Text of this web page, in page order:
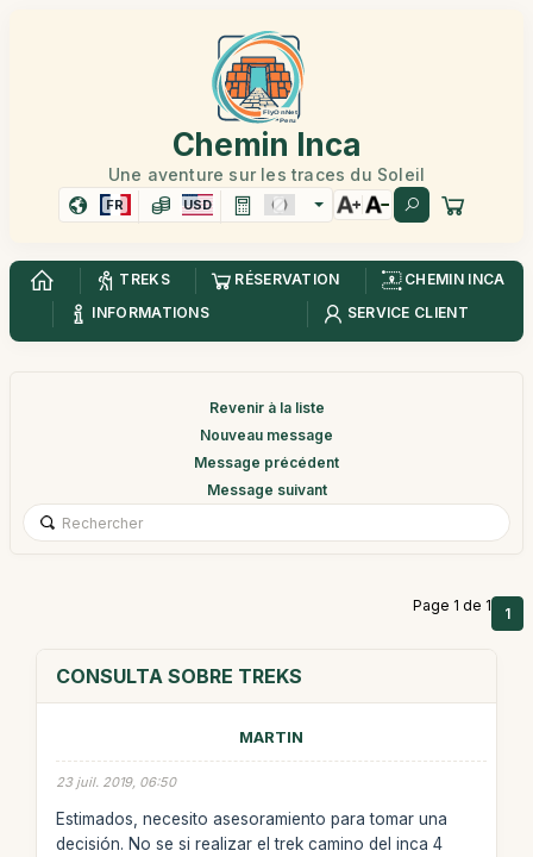
Chemin Inca
Une aventure sur les traces du Soleil
FR USD
TREKS RÉSERVATION
CHEMIN INCA
INFORMATIONS
SERVICE CLIENT
Revenir à la liste
Nouveau message
Message précédent
Message suivant
Page 1 de 1 1
CONSULTA SOBRE TREKS
MARTIN
23 juil. 2019, 06:50
Estimados, necesito asesoramiento para tomar una
decisión. No se si realizar el trek camino del inca 4